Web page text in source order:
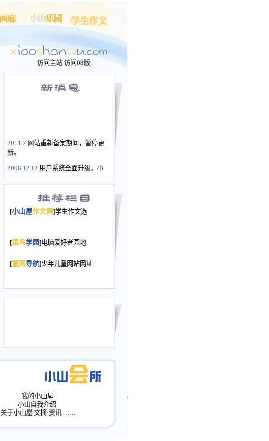
访问主站 访问08版
2011.7 网站重新备案期间，暂停更
新。
2008.12.12 用户系统全面升级，小
长会、家园网－个人空间，用户一
次注册全部通行。
2008.12.12家园网正式运行，域
年，2009版提前启用，小山屋全面
小山画廊均增加多个新栏目。。
评分、顶功能，作文宝典改版。
[小山屋作文网]学生作文选
[菜鸟学园]电脑爱好者园地
[童网导航]少年儿童网站网址
我的小山屋
小山自我介绍
关于小山屋 文摘·资讯 ……